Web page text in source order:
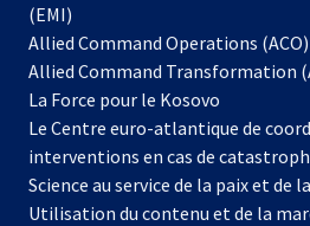
(EMI)
Allied Command Operations (ACO)
Allied Command Transformation
La Force pour le Kosovo
dans
un
nouvel
onglet
Le Centre euro-atlantique de
interventions en cas de
Science au service de la paix et de
Utilisation du contenu et de la